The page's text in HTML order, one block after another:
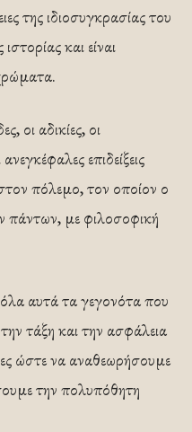
της ιδιοσυγκρασίας του
και είναι
οι αδικίες, οι
επιδείξεις
πόλεμο, τον οποίον ο
πάντων, με φιλοσοφική
αυτά τα γεγονότα που
τάξη και την ασφάλεια
ώστε να αναθεωρήσουμε
την πολυπόθητη